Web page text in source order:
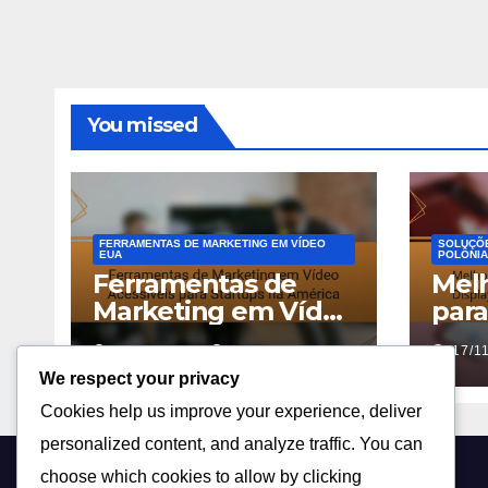
You missed
FERRAMENTAS DE MARKETING EM VÍDEO
EUA
Ferramentas de
Marketing em Vídeo
Acessíveis para
Startups na América
18/11/2025 OLIVIA GRANT
POLÔNIA
em
17/
We respect your privacy
Cookies help us improve your experience, deliver
personalized content, and analyze traffic. You can
choose which cookies to allow by clicking